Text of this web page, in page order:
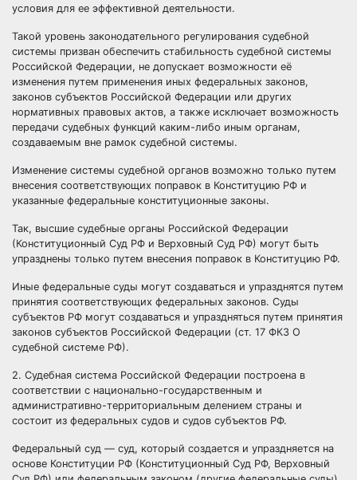
условия для ее эффективной деятельности.
Такой уровень законодательного регулирования судебной
системы призван обеспечить стабильность судебной системы
Российской Федерации, не допускает возможности её
изменения путем применения иных федеральных законов,
законов субъектов Российской Федерации или других
нормативных правовых актов, а также исключает возможность
передачи судебных функций каким-либо иным органам,
создаваемым вне рамок судебной системы.
Изменение системы судебной органов возможно только путем
внесения соответствующих поправок в Конституцию РФ и
указанные федеральные конституционные законы.
Так, высшие судебные органы Российской Федерации
(Конституционный Суд РФ и Верховный Суд РФ) могут быть
упразднены только путем внесения поправок в Конституцию РФ.
Иные федеральные суды могут создаваться и упразднятся путем
принятия соответствующих федеральных законов. Суды
субъектов РФ могут создаваться и упраздняться путем принятия
законов субъектов Российской Федерации (ст. 17 ФКЗ О
судебной системе РФ).
2. Судебная система Российской Федерации построена в
соответствии с национально-государственным и
административно-территориальным делением страны и
состоит из федеральных судов и судов субъектов РФ.
Федеральный суд — суд, который создается и упраздняется на
основе Конституции РФ (Конституционный Суд РФ, Верховный